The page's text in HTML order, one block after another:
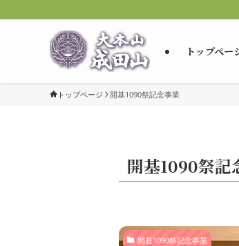
トップペー
トップページ 開基1090祭記念事業
開基1090祭記
開基1090祭記念事業